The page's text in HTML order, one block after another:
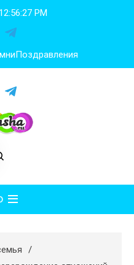
12:56:28 PM
Поздравления